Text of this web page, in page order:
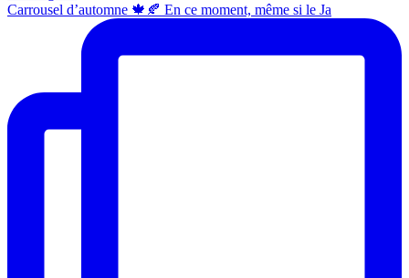
Carrousel d’automne 🍁🍂 En ce moment, même si le Ja